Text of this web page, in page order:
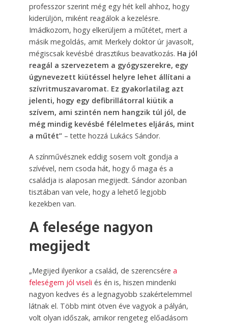
professzor szerint még egy hét kell ahhoz, hogy
kiderüljön, miként reagálok a kezelésre.
Imádkozom, hogy elkerüljem a műtétet, mert a
másik megoldás, amit Merkely doktor úr javasolt,
mégiscsak kevésbé drasztikus beavatkozás. Ha jól
reagál a szervezetem a gyógyszerekre, egy
úgynevezett kiütéssel helyre lehet állítani a
szívritmuszavaromat. Ez gyakorlatilag azt
jelenti, hogy egy defibrillátorral kiütik a
szívem, ami szintén nem hangzik túl jól, de
még mindig kevésbé félelmetes eljárás, mint
a műtét”– tette hozzá Lukács Sándor.
A színművésznek eddig sosem volt gondja a
szívével, nem csoda hát, hogy ő maga és a
családja is alaposan megijedt. Sándor azonban
tisztában van vele, hogy a lehető legjobb
kezekben van.
A felesége nagyon
megijedt
„Megijed ilyenkor a család, de szerencsére a
feleségem jól viseli és én is, hiszen mindenki
nagyon kedves és a legnagyobb szakértelemmel
látnak el. Több mint ötven éve vagyok a pályán,
volt olyan időszak, amikor rengeteg előadásom